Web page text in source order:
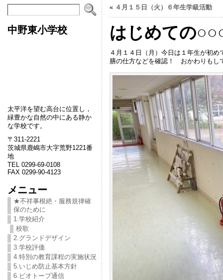
中野東小学校
太平洋を望む高台に位置し，
緑豊かな自然の中にある静か
な学校です。
〒311-2221
茨城県鹿嶋市大字荒野1221番
地
TEL 0299-69-0108
FAX 0299-90-4123
メニュー
★不祥事根絶・服務規律確
保のために
1.学校紹介
校歌
2.グランドデザイン
3.学校評価
4.特別の教育課程の実施状況
5.いじめ防止基本方針
6.ビオトープ通信
« ４月１５日（火）６年生学級活動
はじめての
４月１４日（月）今日は１年生が初
膳の仕方などを確認！ おかわりもし